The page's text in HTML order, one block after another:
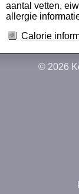
aantal vetten,
allergie
Calorie
© 2026